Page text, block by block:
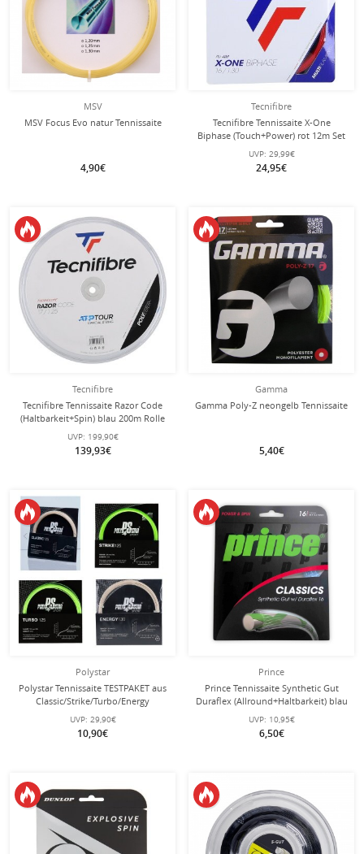
MSV
MSV Focus Evo natur Tennissaite
4,90€
Tecnifibre
Tecnifibre Tennissaite X-One
Biphase (Touch+Power) rot 12m Set
UVP: 29,99€
24,95€
Tecnifibre
Tecnifibre Tennissaite Razor Code
(Haltbarkeit+Spin) blau 200m Rolle
UVP: 199,90€
139,93€
Gamma
Gamma Poly-Z neongelb Tennissaite
5,40€
Polystar
Polystar Tennissaite TESTPAKET aus
Classic/Strike/Turbo/Energy
natur/grün 4x12m Set
UVP: 29,90€
10,90€
Prince
Prince Tennissaite Synthetic Gut
Duraflex (Allround+Haltbarkeit) blau
12m Set
UVP: 10,95€
6,50€